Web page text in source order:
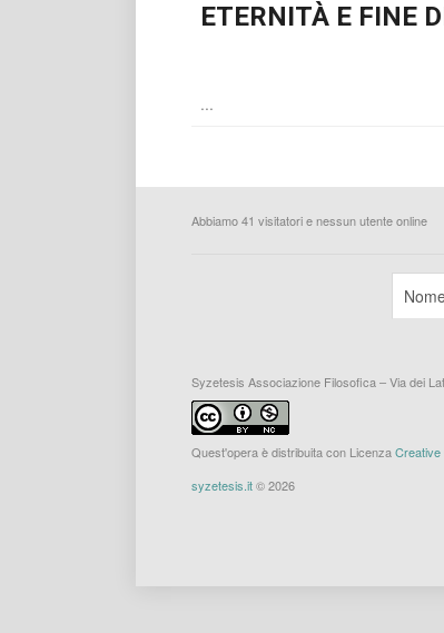
ETERNITÀ E FINE
...
Abbiamo 41 visitatori e nessun utente online
Syzetesis Associazione Filosofica – Via dei
Quest'opera è distribuita con LicenzaCreative
syzetesis.it© 2026